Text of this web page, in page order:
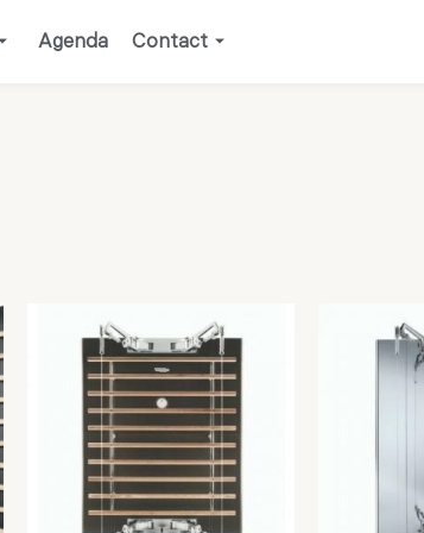
Agenda Contact